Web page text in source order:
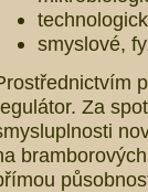
smyslové,
Za